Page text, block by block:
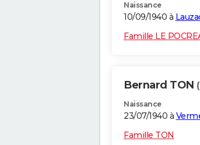
Naissance
10/09/1940 à
Famille LE
Bernard TON
Naissance
23/07/1940 à
Famille TON